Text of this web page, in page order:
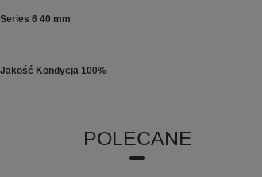
6 40 mm
Kondycja 100%
POLECANE